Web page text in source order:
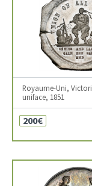
Royaume-Uni,
uniface, 1851
200€